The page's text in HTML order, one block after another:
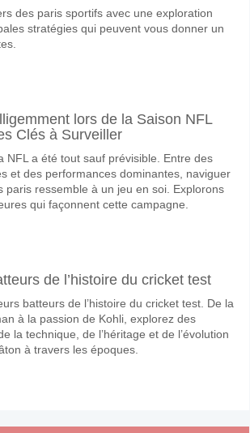
des paris sportifs avec une exploration
stratégies qui peuvent vous donner un
lors de la Saison NFL
Clés à Surveiller
NFL a été tout sauf prévisible. Entre des
et des performances dominantes, naviguer
paris ressemble à un jeu en soi. Explorons
qui façonnent cette campagne.
de l’histoire du cricket test
batteurs de l’histoire du cricket test. De la
à la passion de Kohli, explorez des
la technique, de l’héritage et de l’évolution
à travers les époques.